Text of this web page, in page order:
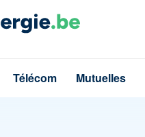
Télécom Mutuelles